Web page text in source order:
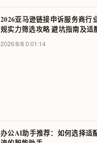
2026亚马逊链接申诉服务商行
规实力筛选攻略 避坑指南及适
- U渠道
2026/8/8 0:01:14
办公AI助手推荐：如何选择适